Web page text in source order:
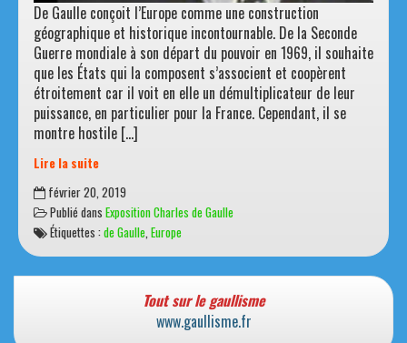
De Gaulle conçoit l’Europe comme une construction
géographique et historique incontournable. De la Seconde
Guerre mondiale à son départ du pouvoir en 1969, il souhaite
que les États qui la composent s’associent et coopèrent
étroitement car il voit en elle un démultiplicateur de leur
puissance, en particulier pour la France. Cependant, il se
montre hostile […]
Lire la suite
de
Charles
de
Gaulle
en
février 20, 2019
Publié dans Exposition Charles de Gaulle
Étiquettes :de Gaulle Europe
Tout sur le gaullisme
www.gaullisme.fr